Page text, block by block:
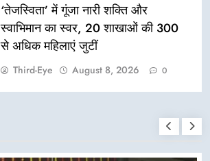
‘तेजस्विता’ में गूंजा नारी शक्ति और
स्वाभिमान का स्वर, 20 शाखाओं की 300
से अधिक महिलाएं जुटीं
Third-Eye August 8, 2026 0